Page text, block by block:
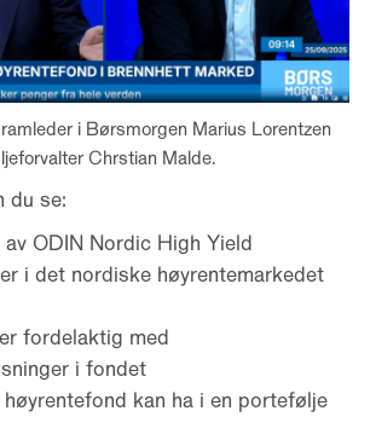
i Børsmorgen Marius Lorentzen
Chrstian Malde.
du se:
ODIN Nordic High Yield
i det nordiske høyrentemarkedet
fordelaktig med
i fondet
kan ha i en portefølje